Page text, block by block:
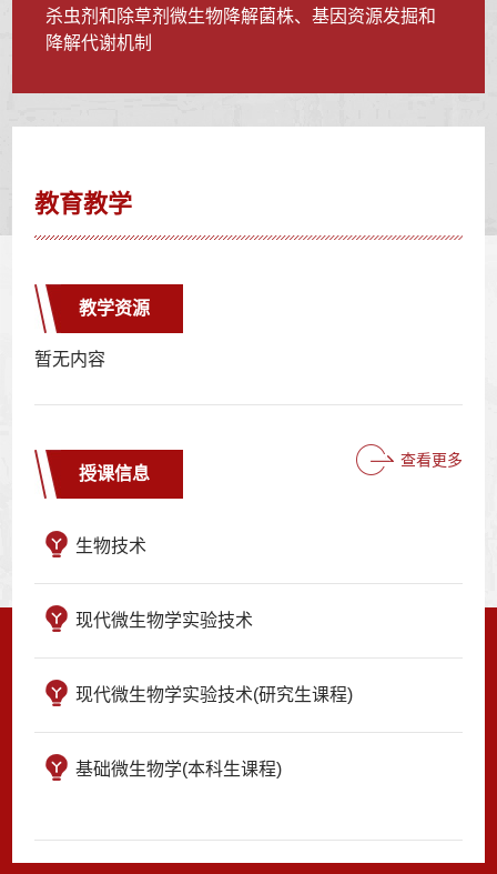
杀虫剂和除草剂微生物降解菌株、基因资源发掘和
降解代谢机制
教育教学
教学资源
暂无内容
授课信息
查看更多
生物技术
现代微生物学实验技术
现代微生物学实验技术(研究生课程)
基础微生物学(本科生课程)